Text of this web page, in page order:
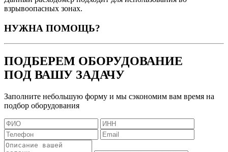
взрывоопасных зонах.
НУЖНА ПОМОЩЬ?
ПОДБЕРЕМ ОБОРУДОВАНИЕ
ПОД ВАШУ ЗАДАЧУ
Заполните небольшую форму и мы сэкономим вам время на
подбор оборудования